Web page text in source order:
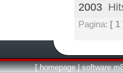
2003
Pagina: [ 1
[ homepage | software